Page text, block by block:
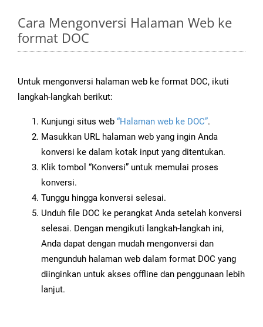
Cara Mengonversi Halaman Web ke
format DOC
Untuk mengonversi halaman web ke format DOC, ikuti
langkah-langkah berikut:
Kunjungi situs web “Halaman web ke DOC”.
Masukkan URL halaman web yang ingin Anda
konversi ke dalam kotak input yang ditentukan.
Klik tombol “Konversi” untuk memulai proses
konversi.
Tunggu hingga konversi selesai.
Unduh file DOC ke perangkat Anda setelah konversi
selesai. Dengan mengikuti langkah-langkah ini,
Anda dapat dengan mudah mengonversi dan
mengunduh halaman web dalam format DOC yang
diinginkan untuk akses offline dan penggunaan lebih
lanjut.